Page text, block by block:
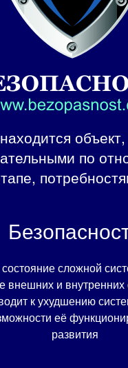
по
сложной
внешних и
к ухудшению
её
развития